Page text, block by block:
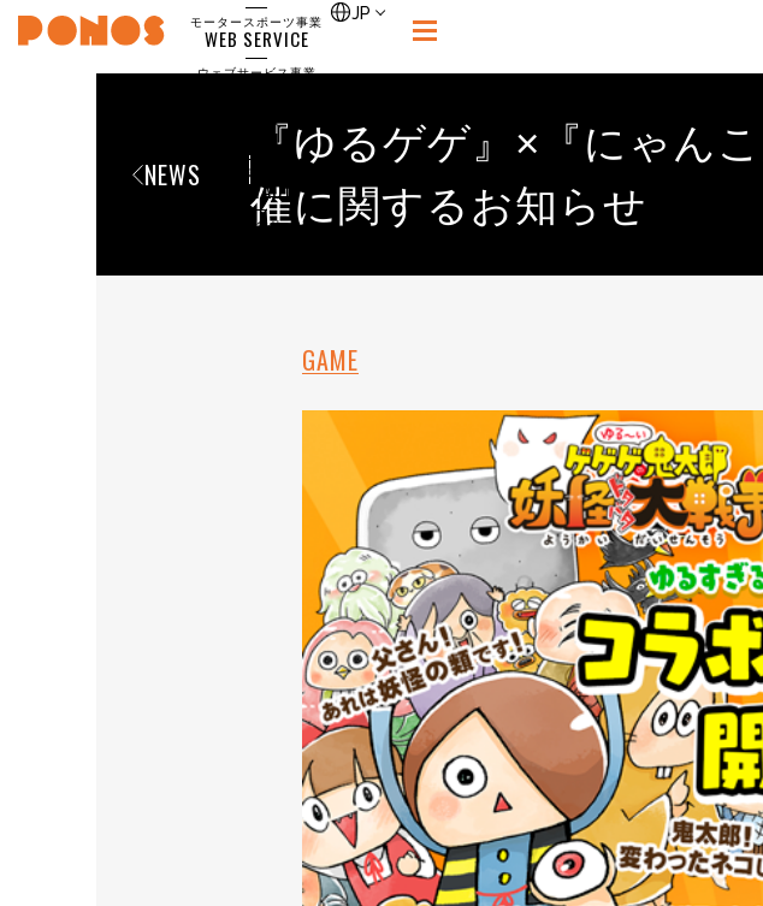
PONOS
モータースポーツ事業
WEB SERVICE
ウェブサービス事業
ニュース
RECRUIT
ポノス採用サイト
CONTACT
お問合せ
JP
NEWS
『ゆるゲゲ』×『にゃん
催に関するお知らせ
GAME